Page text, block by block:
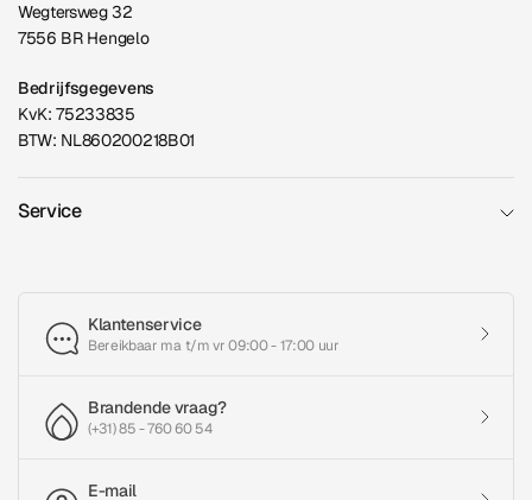
Wegtersweg 32
7556 BR Hengelo
Bedrijfsgegevens
KvK: 75233835
BTW: NL860200218B01
Service
Klantenservice
Bereikbaar ma t/m vr 09:00 - 17:00 uur
Brandende vraag?
(+31) 85 - 760 60 54
E-mail